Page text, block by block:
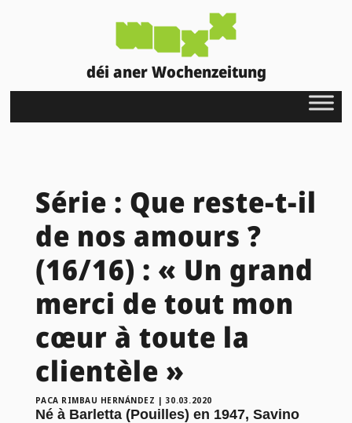
déi aner Wochenzeitung
Série : Que reste-t-il
de nos amours ?
(16/16) : « Un grand
merci de tout mon
cœur à toute la
clientèle »
PACA RIMBAU HERNÁNDEZ | 30.03.2020
Né à Barletta (Pouilles) en 1947, Savino